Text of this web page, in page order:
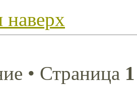
наверх
• Страница 1